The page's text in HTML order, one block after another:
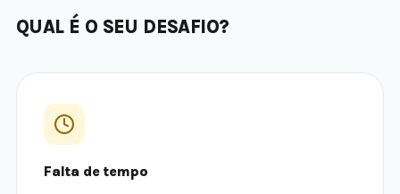
QUAL É O SEU DESAFIO?
Falta de tempo